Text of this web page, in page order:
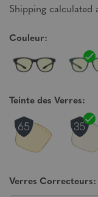
Shipping calculated
Couleur:
Teinte des Verres:
Verres Correcteurs: